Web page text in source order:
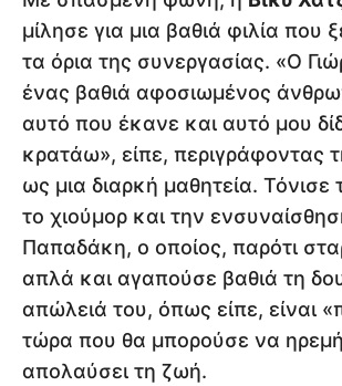
μίλησε για μια βαθιά φιλία που
τα όρια της συνεργασίας. «Ο
ένας βαθιά αφοσιωμένος
αυτό που έκανε και αυτό μου
κρατάω», είπε, περιγράφοντας
ως μια διαρκή μαθητεία. Τόνισε
το χιούμορ και την
Παπαδάκη, ο οποίος, παρότι
απλά και αγαπούσε βαθιά τη
απώλειά του, όπως είπε, είναι
τώρα που θα μπορούσε να
απολαύσει τη ζωή.